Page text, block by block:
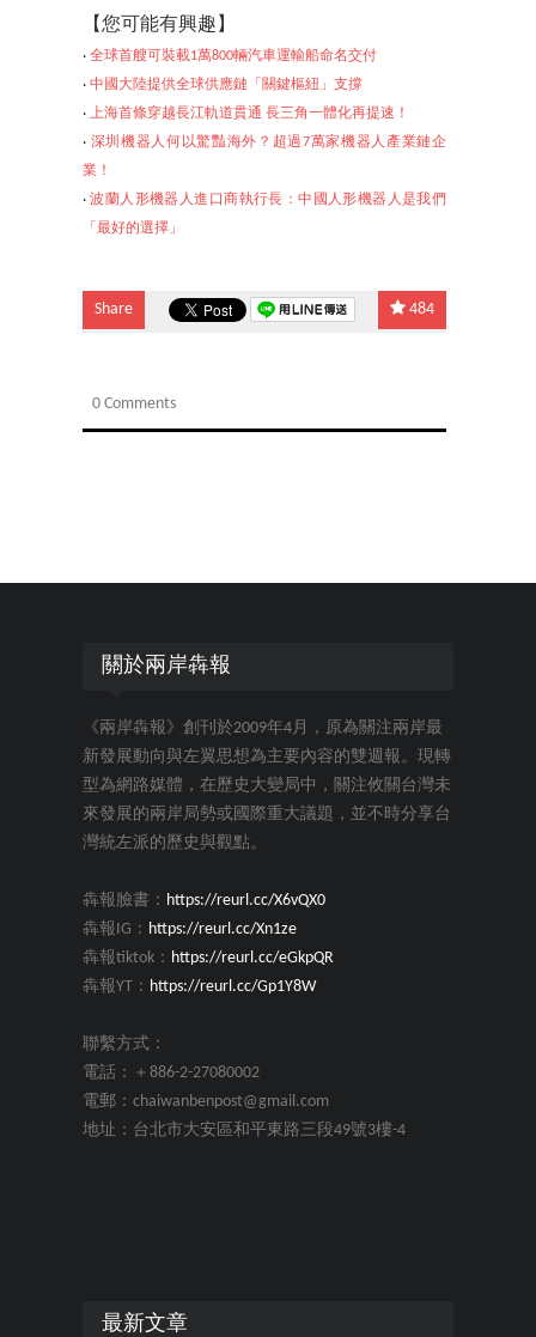
【您可能有興趣】
‧ 全球首艘可裝載1萬800輛汽車運輸船命名交付
‧ 中國大陸提供全球供應鏈「關鍵樞紐」支撐
‧ 上海首條穿越長江軌道貫通 長三角一體化再提速！
‧ 深圳機器人何以驚豔海外？超過7萬家機器人產業鏈企
業！
‧ 波蘭人形機器人進口商執行長：中國人形機器人是我們
「最好的選擇」
Share 484
0 Comments
關於兩岸犇報
《兩岸犇報》創刊於2009年4月，原為關注兩岸最
新發展動向與左翼思想為主要內容的雙週報。現轉
型為網路媒體，在歷史大變局中，關注攸關台灣未
來發展的兩岸局勢或國際重大議題，並不時分享台
灣統左派的歷史與觀點。
犇報臉書： https://reurl.cc/X6vQX0
犇報IG： https://reurl.cc/Xn1ze
犇報tiktok： https://reurl.cc/eGkpQR
犇報YT： https://reurl.cc/Gp1Y8W
聯繫方式：
電話：＋886-2-27080002
電郵：chaiwanbenpost@gmail.com
地址：台北市大安區和平東路三段49號3樓-4
最新文章